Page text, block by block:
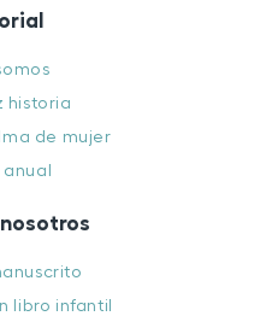
historia
de mujer
libro infantil